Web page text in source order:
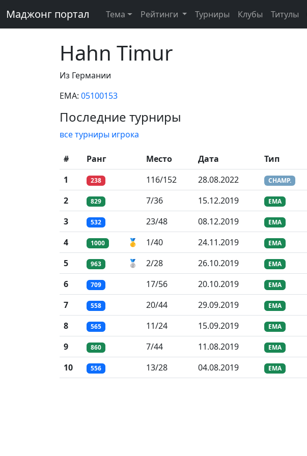
Маджонг портал Тема Рейтинги Турниры Клубы Титулы
Hahn Timur
Из Германии
EMA: 05100153
Последние турниры
все турниры игрока
# Ранг Место Дата Тип
1
238 116/152 28.08.2022 CHAMP.
2
829 7/36 15.12.2019 EMA
3
532 23/48 08.12.2019 EMA
4
1000 🥇 1/40 24.11.2019 EMA
5
963 🥈 2/28 26.10.2019 EMA
6
709 17/56 20.10.2019 EMA
7
558 20/44 29.09.2019 EMA
8
565 11/24 15.09.2019 EMA
9
860 7/44 11.08.2019 EMA
10
556 13/28 04.08.2019 EMA